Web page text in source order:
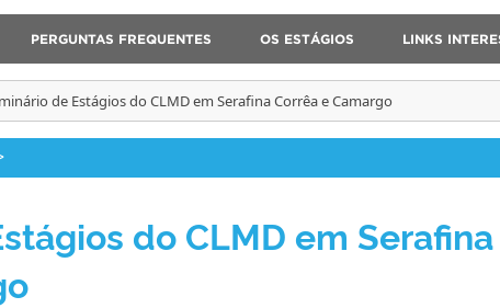
PERGUNTAS FREQUENTES OS ESTÁGIOS LINKS
de Estágios do CLMD em Serafina Corrêa e Camargo
do CLMD em Serafina